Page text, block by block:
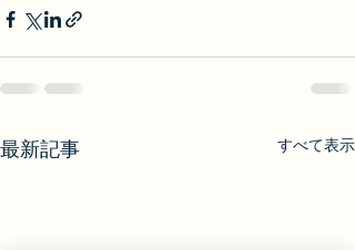
最新記事 すべて表示